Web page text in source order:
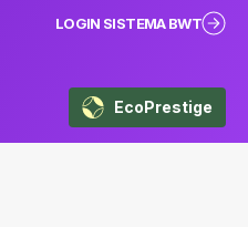
LOGIN SISTEMA BWT
EcoPrestige